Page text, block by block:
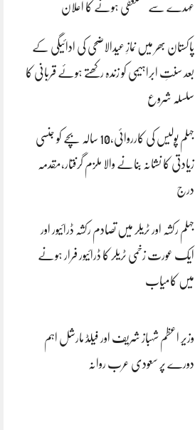
عہدے سے مستعفی ہونے کا اعلان
پاکستان بھر میں نمازِ عیدالاضحی کی ادائیگی کے
بعد سنتِ ابراہیمی کو زندہ رکھتے ہوئے قربانی کا
سلسلہ شروع
جہلم پولیس کی کارروائی،10 سالہ بچے کو جنسی
زیادتی کا نشانہ بنانے والا ملزم گرفتار،مقدمہ
درج
جہلم رکشہ اور ٹریلر میں تصادم رکشہ ڈرائیور اور
ایک عورت زخمی ٹریلر کا ڈرائیور فرار ہونے
میں کامیاب
وزیر اعظم شہباز شریف اور فیلڈ مارشل اہم
دورے پر سعودی عرب روانہ